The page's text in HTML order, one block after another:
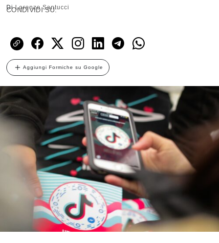
DiLorenzo Santucci
CONDIVIDI SU:
Aggiungi Formiche su Google